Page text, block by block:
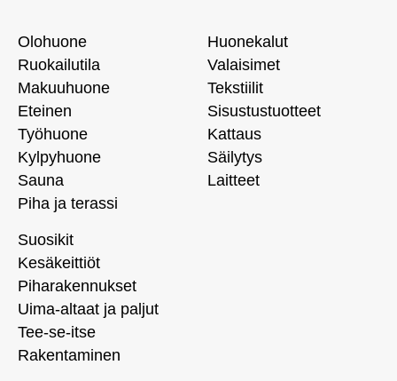
Olohuone
Ruokailutila
Makuuhuone
Eteinen
Työhuone
Kylpyhuone
Sauna
Piha ja terassi
Huonekalut
Valaisimet
Tekstiilit
Sisustustuotteet
Kattaus
Säilytys
Laitteet
Suosikit
Kesäkeittiöt
Piharakennukset
Uima-altaat ja paljut
Tee-se-itse
Rakentaminen